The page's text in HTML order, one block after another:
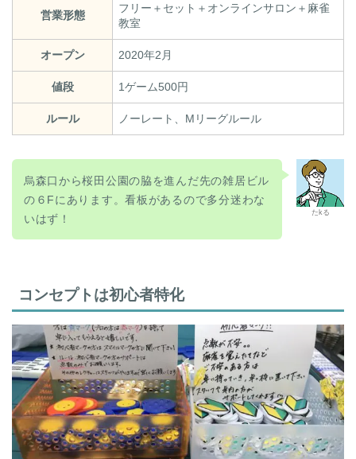
営業形態
フリー＋セット＋オンラインサロン＋麻雀
教室
オープン 2020年2月
値段 1ゲーム500円
ルール ノーレート、Mリーグルール
たkる
烏森口から桜田公園の脇を進んだ先の雑居ビル
の６Fにあります。看板があるので多分迷わな
いはず！
コンセプトは初心者特化